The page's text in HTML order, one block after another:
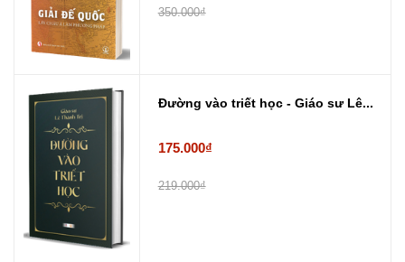
350.000₫
Đường vào triết học - Giáo sư Lê...
175.000₫
219.000₫